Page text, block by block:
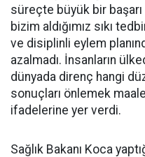
süreçte büyük bir
bizim aldığımız sıkı
ve disiplinli eylem
azalmadı. İnsanların
dünyada direnç hangi
sonuçları önlemek
ifadelerine yer verdi.
Sağlık Bakanı Koca